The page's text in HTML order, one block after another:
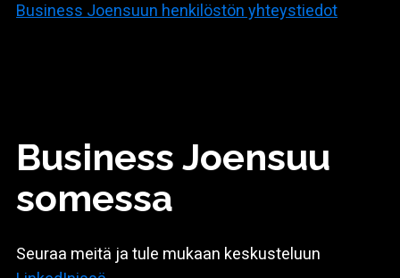
Business Joensuun henkilöstön yhteystiedot
Business Joensuu
somessa
Seuraa meitä ja tule mukaan keskusteluun